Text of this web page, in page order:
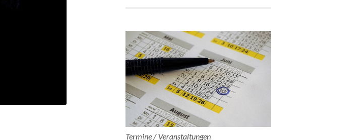
Termine / Veranstaltungen